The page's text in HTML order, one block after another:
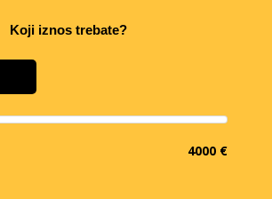
Koji iznos trebate?
4000 €